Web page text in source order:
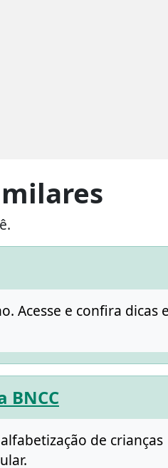
Acesse e confira dicas
BNCC
de crianças